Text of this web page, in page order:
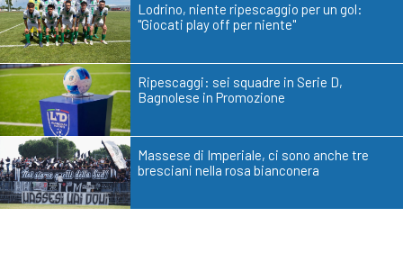
Lodrino, niente ripescaggio per un gol:
"Giocati play off per niente"
Ripescaggi: sei squadre in Serie D,
Bagnolese in Promozione
Massese di Imperiale, ci sono anche tre
bresciani nella rosa bianconera